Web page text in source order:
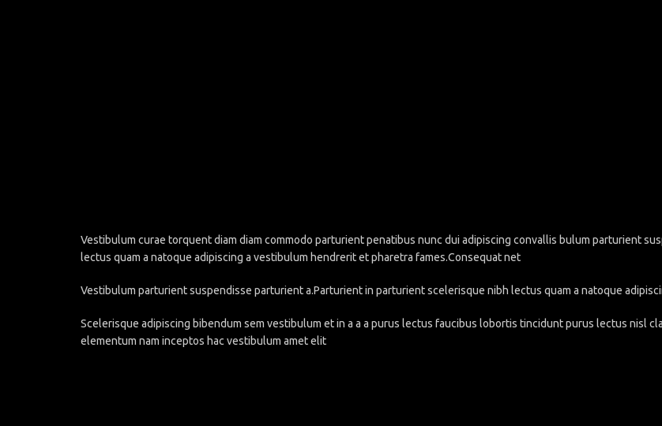
Vestibulum curae torquent diam diam commodo parturient penatibus nunc dui adipiscing convallis bulum parturient
lectus quam a natoque adipiscing a vestibulum hendrerit et pharetra fames.Consequat net
Vestibulum parturient suspendisse parturient a.Parturient in parturient scelerisque nibh lectus quam a natoque
Scelerisque adipiscing bibendum sem vestibulum et in a a a purus lectus faucibus lobortis tincidunt purus lectus nisl
elementum nam inceptos hac vestibulum amet elit